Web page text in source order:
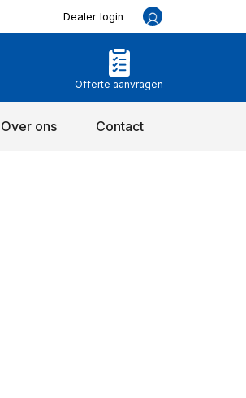
Dealer login
Offerte aanvragen
Over ons Contact